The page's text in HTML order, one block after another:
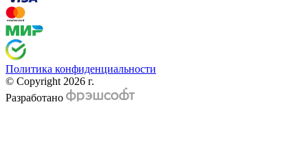
Политика конфиденциальности
© Copyright 2026 г.
Разработано